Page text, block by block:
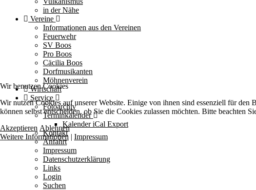
in der Nähe
Vereine
Informationen aus den Vereinen
Feuerwehr
SV Boos
Pro Boos
Cäcilia Boos
Dorfmusikanten
Möhnenverein
Wirtschaft
Service
Fotoarchiv
Terminkalender
Kalender iCal Export
Kontakt
Anfahrt
Impressum
Datenschutzerklärung
Links
Login
Suchen
Wir benutzen Cookies
Wir nutzen Cookies auf unserer Website. Einige von ihnen sind essenziell für
können selbst entscheiden, ob Sie die Cookies zulassen möchten. Bitte beachten
Akzeptieren Ablehnen
Weitere Informationen | Impressum